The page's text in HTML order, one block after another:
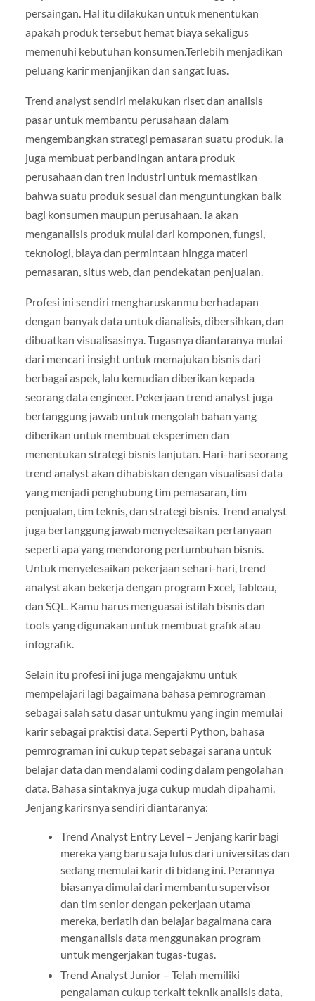
persaingan. Hal itu dilakukan untuk menentukan
apakah produk tersebut hemat biaya sekaligus
memenuhi kebutuhan konsumen.Terlebih menjadikan
peluang karir menjanjikan dan sangat luas.
Trend analyst sendiri melakukan riset dan analisis
pasar untuk membantu perusahaan dalam
mengembangkan strategi pemasaran suatu produk. Ia
juga membuat perbandingan antara produk
perusahaan dan tren industri untuk memastikan
bahwa suatu produk sesuai dan menguntungkan baik
bagi konsumen maupun perusahaan. Ia akan
menganalisis produk mulai dari komponen, fungsi,
teknologi, biaya dan permintaan hingga materi
pemasaran, situs web, dan pendekatan penjualan.
Profesi ini sendiri mengharuskanmu berhadapan
dengan banyak data untuk dianalisis, dibersihkan, dan
dibuatkan visualisasinya. Tugasnya diantaranya mulai
dari mencari insight untuk memajukan bisnis dari
berbagai aspek, lalu kemudian diberikan kepada
seorang data engineer. Pekerjaan trend analyst juga
bertanggung jawab untuk mengolah bahan yang
diberikan untuk membuat eksperimen dan
menentukan strategi bisnis lanjutan. Hari-hari seorang
trend analyst akan dihabiskan dengan visualisasi data
yang menjadi penghubung tim pemasaran, tim
penjualan, tim teknis, dan strategi bisnis. Trend analyst
juga bertanggung jawab menyelesaikan pertanyaan
seperti apa yang mendorong pertumbuhan bisnis.
Untuk menyelesaikan pekerjaan sehari-hari, trend
analyst akan bekerja dengan program Excel, Tableau,
dan SQL. Kamu harus menguasai istilah bisnis dan
tools yang digunakan untuk membuat grafik atau
infografik.
Selain itu profesi ini juga mengajakmu untuk
mempelajari lagi bagaimana bahasa pemrograman
sebagai salah satu dasar untukmu yang ingin memulai
karir sebagai praktisi data. Seperti Python, bahasa
pemrograman ini cukup tepat sebagai sarana untuk
belajar data dan mendalami coding dalam pengolahan
data. Bahasa sintaknya juga cukup mudah dipahami.
Jenjang karirsnya sendiri diantaranya:
Trend Analyst Entry Level – Jenjang karir bagi
mereka yang baru saja lulus dari universitas dan
sedang memulai karir di bidang ini. Perannya
biasanya dimulai dari membantu supervisor
dan tim senior dengan pekerjaan utama
mereka, berlatih dan belajar bagaimana cara
menganalisis data menggunakan program
untuk mengerjakan tugas-tugas.
Trend Analyst Junior – Telah memiliki
pengalaman cukup terkait teknik analisis data,